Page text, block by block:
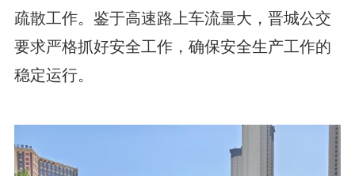
疏散工作。鉴于高速路上车流量大，晋城公交
要求严格抓好安全工作，确保安全生产工作的
稳定运行。